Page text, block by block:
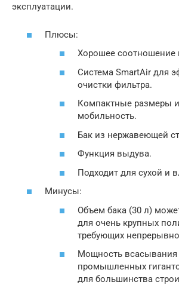
эксплуатации.
Плюсы:
Хорошее соотношение
Система SmartAir для
очистки фильтра.
Компактные размеры
мобильность.
Бак из нержавеющей
Функция выдува.
Подходит для сухой и
Минусы:
Объем бака (30 л)
для очень крупных
требующих
Мощность всасывания
промышленных
для большинства